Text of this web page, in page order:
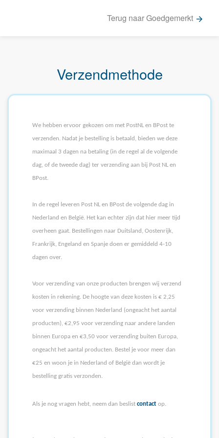
Terug naar Goedgemerkt arrow_forward
Verzendmethode
We hebben ervoor gekozen om met PostNL en BPost te
verzenden. Nadat je bestelling is betaald, bieden we deze
maximaal 3 dagen na betaling (in de regel al de volgende
dag, of de tweede dag) ter verzending aan bij Post NL en
BPost.
In de regel leveren Post NL en BPost de volgende dag in
Nederland en België. Het kan echter zijn dat hier meer tijd
overheen gaat. Bestellingen naar Duitsland, Oostenrijk,
Frankrijk, Engeland en Spanje doen er gemiddeld 4-10
dagen over.
Voor verzending van onze producten brengen wij verzend
kosten in rekening. De hoogte van deze kosten is € 2,25
voor verzending binnen Nederland (ongeacht het aantal
producten), €2,95 voor verzending naar andere landen
binnen Europa en €3,50 voor verzending buiten Europa,
ongeacht het aantal producten. Bestel je voor meer dan
€25 en woon je in Nederland of België dan wordt je
bestelling gratis verzonden.
Als je nog vragen hebt, neem dan beslist contact op.